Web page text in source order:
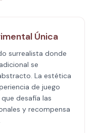
Única
surrealista donde
se
La estética
de juego
desafía las
y recompensa